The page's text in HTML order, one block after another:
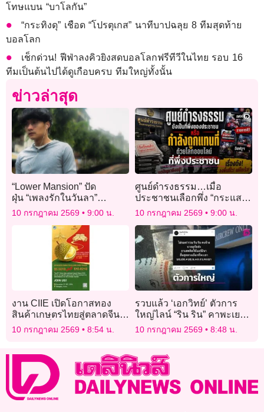
โทษแบน “บาโลกัน”
“กระทิงดุ” เชือด “โปรตุเกส” นาทีบาปฉลุย 8 ทีมสุดท้าย
บอลโลก
เช็กด่วน! ฟีฟ่าลงคิวยิงสดบอลโลกฟรีทีวีในไทย รอบ 16
ทีมเป็นต้นไปได้ดูเกือบครบ ทีมใหญ่ทั้งนั้น
ข่าวล่าสุด
“Lower Mansion” ปัด
ฝุ่น “เพลงรักในวันลา”
เวอร์ชันใหม่พร้อม
แคมเปญ“เพลงดัง…แต่จำชื่อ
10 กรกฎาคม 2569 9:00 น.
ศูนย์ดำรงธรรม…เมื่อ
ประชาชนเลือกพึ่ง “กระแส”
มากกว่า “ระบบ”
10 กรกฎาคม 2569 9:00 น.
งาน CIIE เปิดโอกาสทอง
สินค้าเกษตรไทยสู่ตลาดจีน ชู
“ทุเรียน” สื่อกลาง
เชื่อมสัมพันธ์
10 กรกฎาคม 2569 8:54 น.
รวบแล้ว ‘เอกวิทย์’ ตัวการ
ใหญ่ไลน์ “ริน ริน” คาพะเยา
คนส่งเฮโรอีนซุกกระเป๋าช้าง
ไทยให้ไรเดอร์
10 กรกฎาคม 2569 8:48 น.